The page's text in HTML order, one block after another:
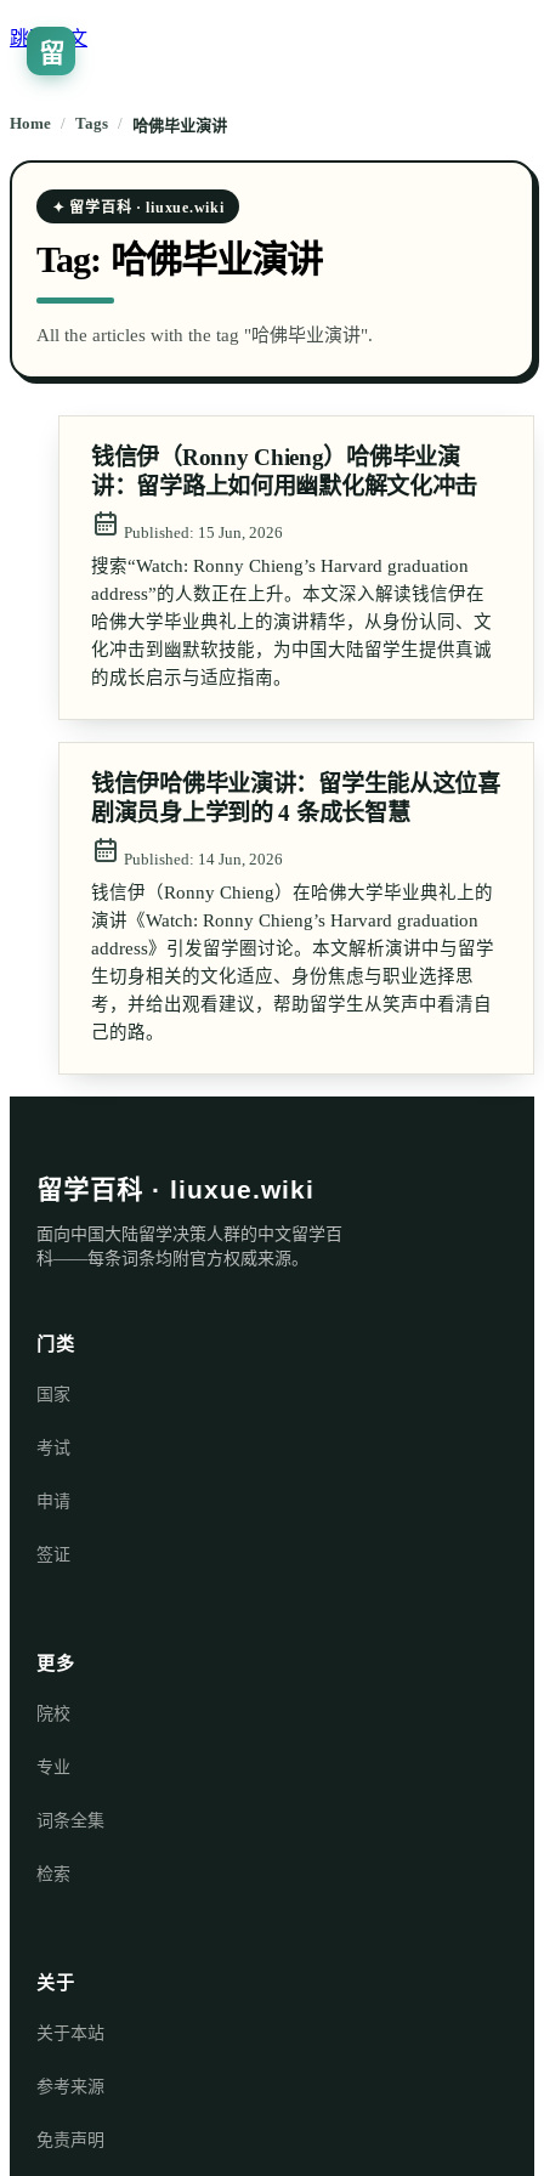
跳到正文
留
Home / Tags / 哈佛毕业演讲
✦ 留学百科 · liuxue.wiki
Tag: 哈佛毕业演讲
All the articles with the tag "哈佛毕业演讲".
钱信伊（Ronny Chieng）哈佛毕业演
讲：留学路上如何用幽默化解文化冲击
Published: 15 Jun, 2026
搜索“Watch: Ronny Chieng’s Harvard graduation
address”的人数正在上升。本文深入解读钱信伊在
哈佛大学毕业典礼上的演讲精华，从身份认同、文
化冲击到幽默软技能，为中国大陆留学生提供真诚
的成长启示与适应指南。
钱信伊哈佛毕业演讲：留学生能从这位喜
剧演员身上学到的 4 条成长智慧
Published: 14 Jun, 2026
钱信伊（Ronny Chieng）在哈佛大学毕业典礼上的
演讲《Watch: Ronny Chieng’s Harvard graduation
address》引发留学圈讨论。本文解析演讲中与留学
生切身相关的文化适应、身份焦虑与职业选择思
考，并给出观看建议，帮助留学生从笑声中看清自
己的路。
留学百科 · liuxue.wiki
面向中国大陆留学决策人群的中文留学百
科——每条词条均附官方权威来源。
门类
国家
考试
申请
签证
更多
院校
专业
词条全集
检索
关于
关于本站
参考来源
免责声明